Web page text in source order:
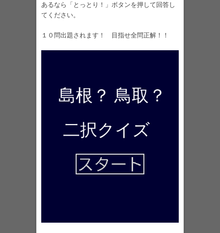
あるなら「とっとり！」ボタンを押して回答し
てください。
１０問出題されます！ 目指せ全問正解！！